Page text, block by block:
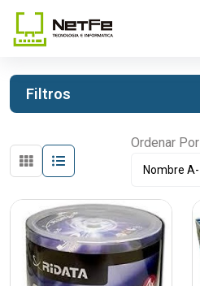
INICIOOUTLET
Filtros
Ordenar Por